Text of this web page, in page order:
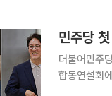
민주당
더불어민주
합동연설회에서 당심 공략에 나